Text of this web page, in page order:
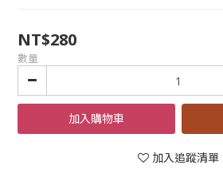
NT$280
數量
加入購物車
加入追蹤清單